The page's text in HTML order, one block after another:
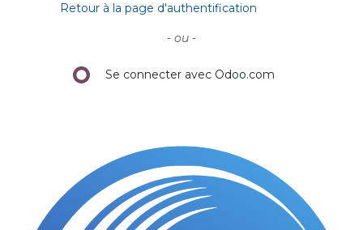
Retour à la page d'authentification
- ou -
Se connecter avec Odoo.com